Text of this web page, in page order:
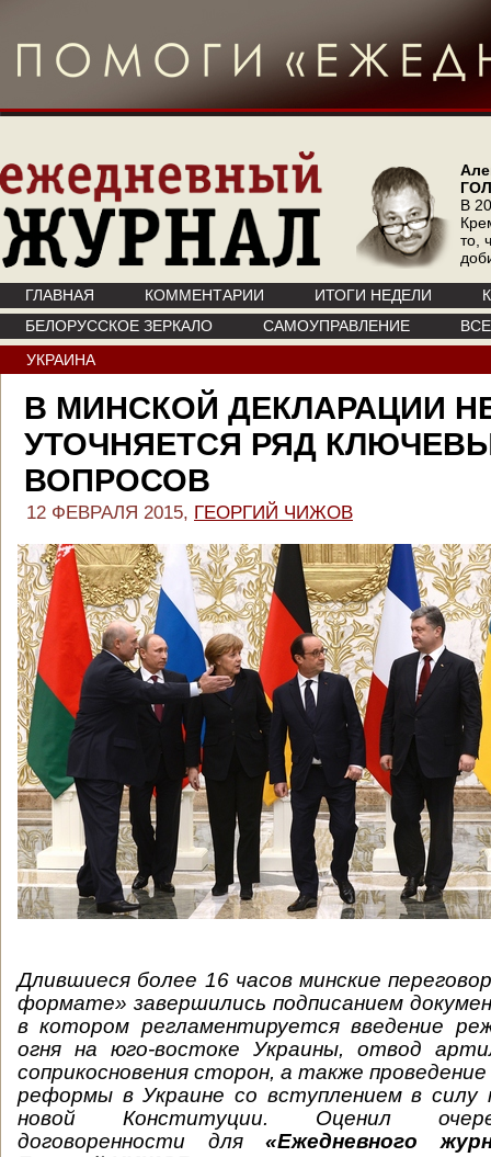
В
то,
ГЛАВНАЯ КОММЕНТАРИИ ИТОГИ НЕДЕЛИ
БЕЛОРУССКОЕ ЗЕРКАЛО
САМОУПРАВЛЕНИЕ
УКРАИНА
В МИНСКОЙ ДЕКЛАРАЦИИ
УТОЧНЯЕТСЯ РЯД
ВОПРОСОВ
12 ФЕВРАЛЯ 2015, ГЕОРГИЙ ЧИЖОВ
Длившиеся более 16 часов минские
формате» завершились подписанием
в котором регламентируется введение
огня на юго-востоке Украины, отвод
соприкосновения сторон, а также
реформы в Украине со вступлением в силу
новой Конституции. Оценил
договоренности для«Ежедневного